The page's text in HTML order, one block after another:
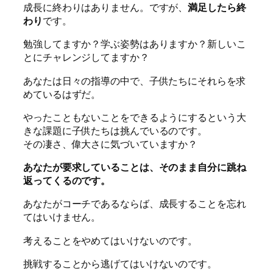
成長に終わりはありません。ですが、満足したら終
わりです。
勉強してますか？学ぶ姿勢はありますか？新しいこ
とにチャレンジしてますか？
あなたは日々の指導の中で、子供たちにそれらを求
めているはずだ。
やったこともないことをできるようにするという大
きな課題に子供たちは挑んでいるのです。
その凄さ、偉大さに気づいていますか？
あなたが要求していることは、そのまま自分に跳ね
返ってくるのです。
あなたがコーチであるならば、成長することを忘れ
てはいけません。
考えることをやめてはいけないのです。
挑戦することから逃げてはいけないのです。